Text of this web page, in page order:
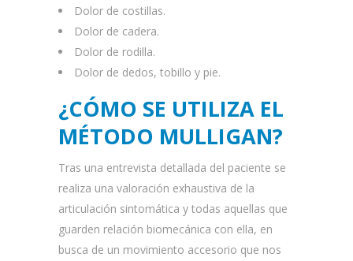
Dolor de costillas.
Dolor de cadera.
Dolor de rodilla.
Dolor de dedos, tobillo y pie.
¿CÓMO SE UTILIZA EL
MÉTODO MULLIGAN?
Tras una entrevista detallada del paciente se
realiza una valoración exhaustiva de la
articulación sintomática y todas aquellas que
guarden relación biomecánica con ella, en
busca de un movimiento accesorio que nos